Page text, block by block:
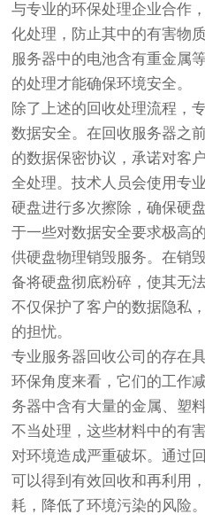
与专业的环保处理企业合作
化处理，防止其中的有害物
服务器中的电池含有重金属
的处理才能确保环境安全。
除了上述的回收处理流程，
数据安全。在回收服务器之
的数据保密协议，承诺对客
全处理。技术人员会使用专
硬盘进行多次擦除，确保硬
于一些对数据安全要求极高
供硬盘物理销毁服务。在销
备将硬盘彻底粉碎，使其无
不仅保护了客户的数据隐私
的担忧。
专业服务器回收公司的存在
环保角度来看，它们的工作
务器中含有大量的金属、塑
不当处理，这些材料中的有
对环境造成严重破坏。通过
可以得到有效回收和再利用
耗，降低了环境污染的风险